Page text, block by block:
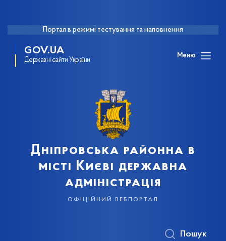
Портал в режимі тестування та наповнення
GOV.UA
Державні сайти України
Меню
Дніпровська районна в
місті Києві державна
адміністрація
офіційний вебпортал
Пошук